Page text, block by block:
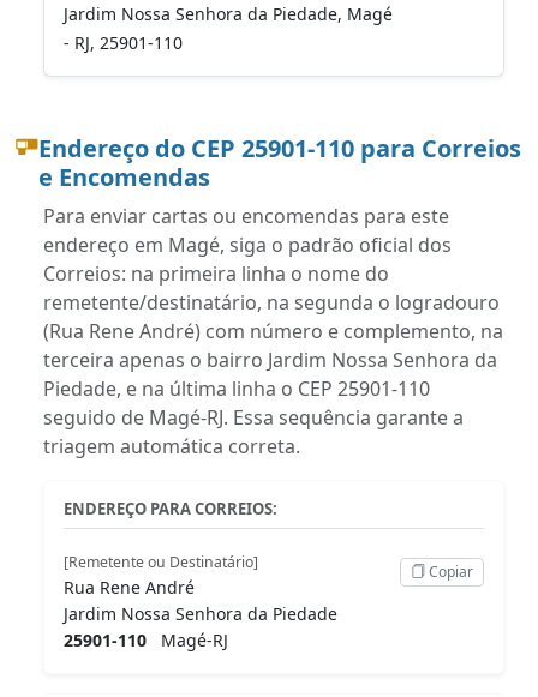
Jardim Nossa Senhora da Piedade, Magé
- RJ, 25901-110
Endereço do CEP 25901-110 para Correios
e Encomendas
Para enviar cartas ou encomendas para este
endereço em Magé, siga o padrão oficial dos
Correios: na primeira linha o nome do
remetente/destinatário, na segunda o logradouro
(Rua Rene André) com número e complemento, na
terceira apenas o bairro Jardim Nossa Senhora da
Piedade, e na última linha o CEP 25901-110
seguido de Magé-RJ. Essa sequência garante a
triagem automática correta.
ENDEREÇO PARA CORREIOS:
[Remetente ou Destinatário]
Rua Rene André
Jardim Nossa Senhora da Piedade
25901-110 Magé-RJ
Copiar